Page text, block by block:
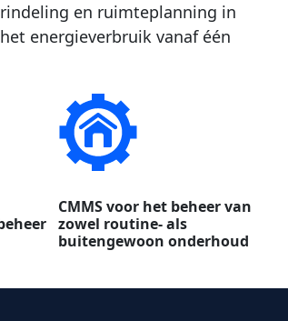
en ruimteplanning in
energieverbruik vanaf één
CMMS voor het beheer van
zowel routine- als
buitengewoon onderhoud